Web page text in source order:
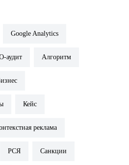
Google Analytics
аудит Алгоритм
Бизнес
Кейс
реклама
РСЯ Санкции